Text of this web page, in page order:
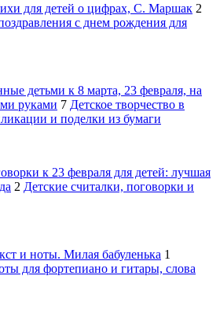
для детей о цифрах, С. Маршак 2
с днем рождения для
детьми к 8 марта, 23 февраля, на
руками 7 Детское творчество в
и поделки из бумаги
к 23 февраля для детей: лучшая
2 Детские считалки, поговорки и
и ноты. Милая бабуленька 1
для фортепиано и гитары, слова